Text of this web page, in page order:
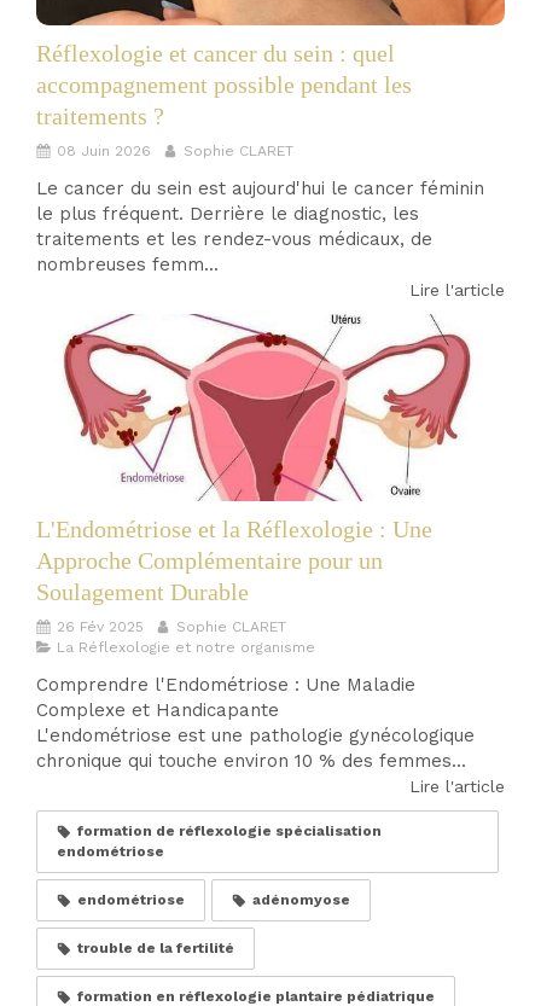
Réflexologie et cancer du sein : quel
accompagnement possible pendant les
traitements ?
08 Juin 2026 Sophie CLARET
Le cancer du sein est aujourd'hui le cancer féminin
le plus fréquent. Derrière le diagnostic, les
traitements et les rendez-vous médicaux, de
nombreuses femm...
Lire l'article
L'Endométriose et la Réflexologie : Une
Approche Complémentaire pour un
Soulagement Durable
26 Fév 2025
Sophie CLARET
La Réflexologie et notre organisme
Comprendre l'Endométriose : Une Maladie
Complexe et Handicapante
L'endométriose est une pathologie gynécologique
chronique qui touche environ 10 % des femmes...
Lire l'article
formation de réflexologie spécialisation
endométriose
endométriose adénomyose
trouble de la fertilité
formation en réflexologie plantaire pédiatrique